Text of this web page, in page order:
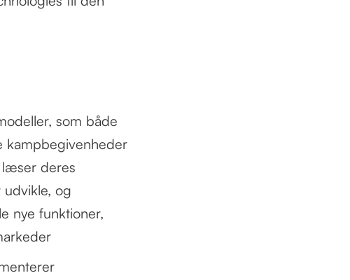
som både
kampbegivenheder
læser deres
og
nye funktioner,